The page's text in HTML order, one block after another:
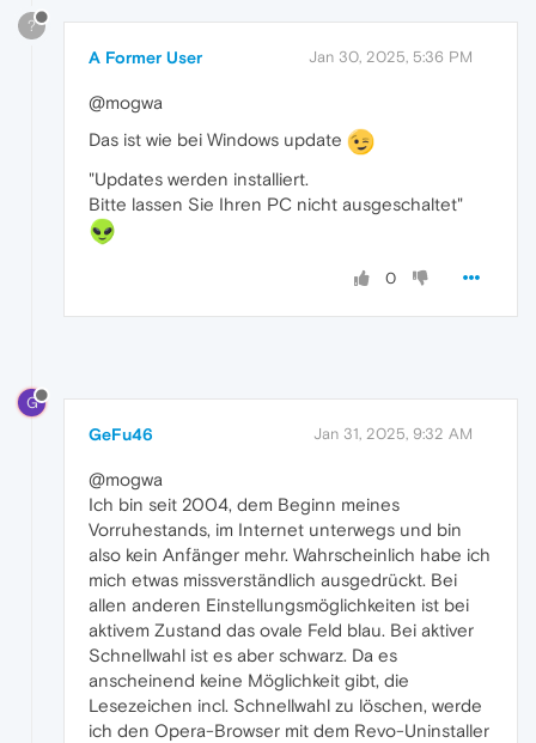
?
A Former User Jan 30, 2025, 5:36 PM
@mogwa
Das ist wie bei Windows update
"Updates werden installiert.
Bitte lassen Sie Ihren PC nicht ausgeschaltet"
0
G
GeFu46 Jan 31, 2025, 9:32 AM
@mogwa
Ich bin seit 2004, dem Beginn meines
Vorruhestands, im Internet unterwegs und bin
also kein Anfänger mehr. Wahrscheinlich habe ich
mich etwas missverständlich ausgedrückt. Bei
allen anderen Einstellungsmöglichkeiten ist bei
aktivem Zustand das ovale Feld blau. Bei aktiver
Schnellwahl ist es aber schwarz. Da es
anscheinend keine Möglichkeit gibt, die
Lesezeichen incl. Schnellwahl zu löschen, werde
ich den Opera-Browser mit dem Revo-Uninstaller